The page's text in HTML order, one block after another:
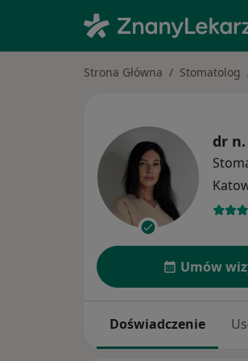
Strona Główna Stomatolog
dr
Umów
Doświadczenie